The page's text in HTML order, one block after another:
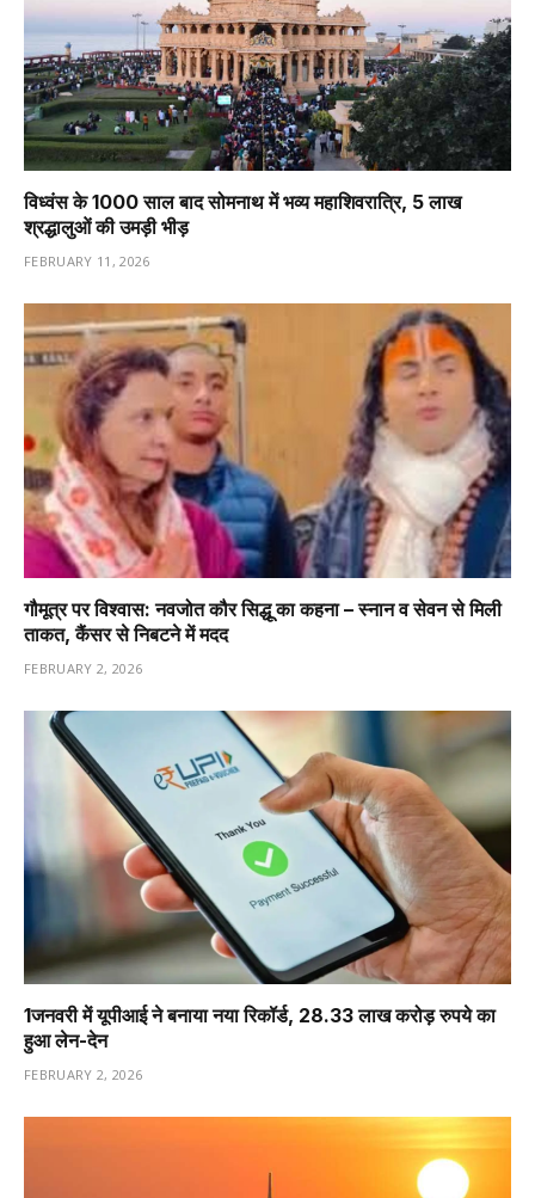
विध्वंस के 1000 साल बाद सोमनाथ में भव्य महाशिवरात्रि, 5 लाख
श्रद्धालुओं की उमड़ी भीड़
FEBRUARY 11, 2026
गौमूत्र पर विश्वास: नवजोत कौर सिद्धू का कहना – स्नान व सेवन से मिली
ताकत, कैंसर से निबटने में मदद
FEBRUARY 2, 2026
1️जनवरी में यूपीआई ने बनाया नया रिकॉर्ड, 28.33 लाख करोड़ रुपये का
हुआ लेन-देन
FEBRUARY 2, 2026